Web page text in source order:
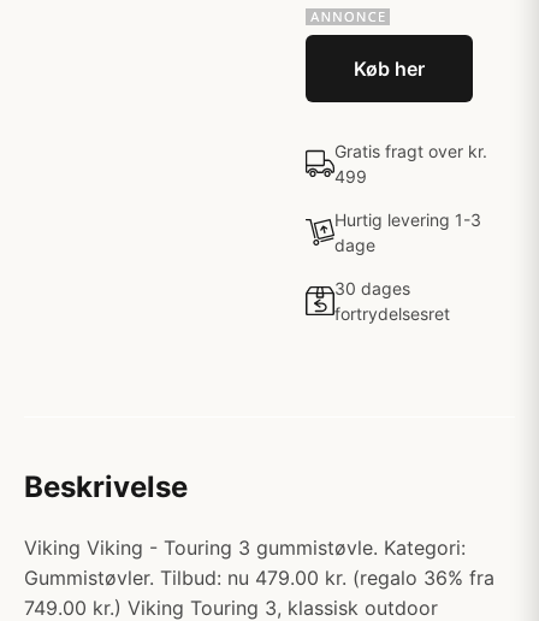
Køb her
Gratis fragt over kr.
499
Hurtig levering 1-3
dage
30 dages
fortrydelsesret
Beskrivelse
Viking Viking - Touring 3 gummistøvle. Kategori:
Gummistøvler. Tilbud: nu 479.00 kr. (regalo 36% fra
749.00 kr.) Viking Touring 3, klassisk outdoor